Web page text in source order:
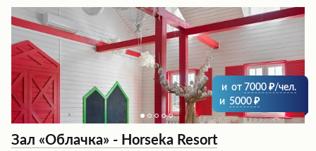
создав идеальную атмосферу благодаря грамотному
управлению светом, музыкой и другими
составляющими вечеринки. Здесь гарантированно
пройдут незабываемые праздники, корпоративы и
другие события в приятной обстановке.
и от 7000
/чел.
и 5000
Зал «Облачка» - Horseka Resort